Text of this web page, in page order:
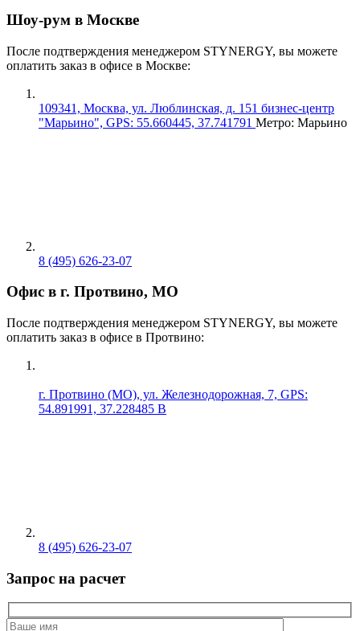
Шоу-рум в Москве
После подтверждения менеджером STYNERGY, вы можете
оплатить заказ в офисе в Москве:
109341, Москва, ул. Люблинская, д. 151 бизнес-центр
"Марьино", GPS: 55.660445, 37.741791 Метро: Марьино
8 (495) 626-23-07
Офис в г. Протвино, МО
После подтверждения менеджером STYNERGY, вы можете
оплатить заказ в офисе в Протвино:
г. Протвино (МО), ул. Железнодорожная, 7, GPS:
54.891991, 37.228485 В
8 (495) 626-23-07
Запрос на расчет